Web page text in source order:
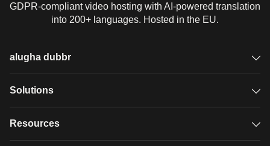
GDPR-compliant video hosting with AI-powered translation
into 200+ languages. Hosted in the EU.
alugha dubbr
Overview
Solutions
GDPR video hosting
Resources